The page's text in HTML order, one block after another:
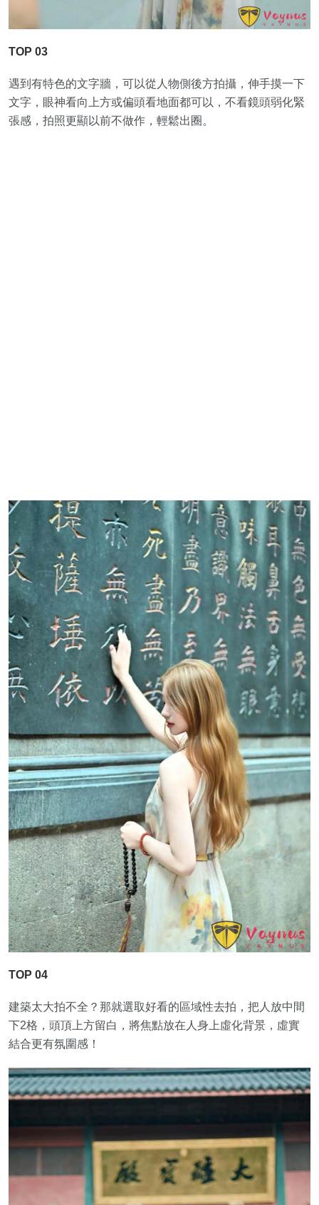
TOP 03
遇到有特色的文字牆，可以從人物側後方拍攝，伸手摸一下
文字，眼神看向上方或偏頭看地面都可以，不看鏡頭弱化緊
張感，拍照更顯以前不做作，輕鬆出圈。
TOP 04
建築太大拍不全？那就選取好看的區域性去拍，把人放中間
下2格，頭頂上方留白，將焦點放在人身上虛化背景，虛實
結合更有氛圍感！